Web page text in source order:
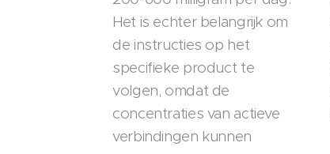
Het is echter belangrijk om
de instructies op het
specifieke product te
volgen, omdat de
concentraties van actieve
verbindingen kunnen